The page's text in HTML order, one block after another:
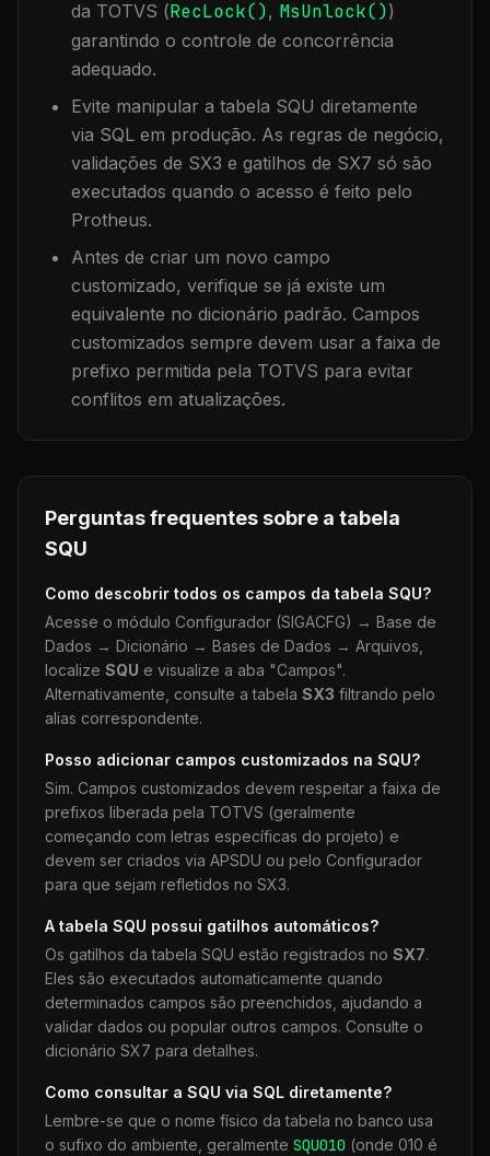
da TOTVS (RecLock(), MsUnlock())
garantindo o controle de concorrência
adequado.
Evite manipular a tabela SQU diretamente
via SQL em produção. As regras de negócio,
validações de SX3 e gatilhos de SX7 só são
executados quando o acesso é feito pelo
Protheus.
Antes de criar um novo campo
customizado, verifique se já existe um
equivalente no dicionário padrão. Campos
customizados sempre devem usar a faixa de
prefixo permitida pela TOTVS para evitar
conflitos em atualizações.
Perguntas frequentes sobre a tabela
SQU
Como descobrir todos os campos da tabela SQU?
Acesse o módulo Configurador (SIGACFG) → Base de
Dados → Dicionário → Bases de Dados → Arquivos,
localize SQU e visualize a aba "Campos".
Alternativamente, consulte a tabela SX3 filtrando pelo
alias correspondente.
Posso adicionar campos customizados na SQU?
Sim. Campos customizados devem respeitar a faixa de
prefixos liberada pela TOTVS (geralmente
começando com letras específicas do projeto) e
devem ser criados via APSDU ou pelo Configurador
para que sejam refletidos no SX3.
A tabela SQU possui gatilhos automáticos?
Os gatilhos da tabela SQU estão registrados no SX7.
Eles são executados automaticamente quando
determinados campos são preenchidos, ajudando a
validar dados ou popular outros campos. Consulte o
dicionário SX7 para detalhes.
Como consultar a SQU via SQL diretamente?
Lembre-se que o nome físico da tabela no banco usa
o sufixo do ambiente, geralmente SQU010 (onde 010 é